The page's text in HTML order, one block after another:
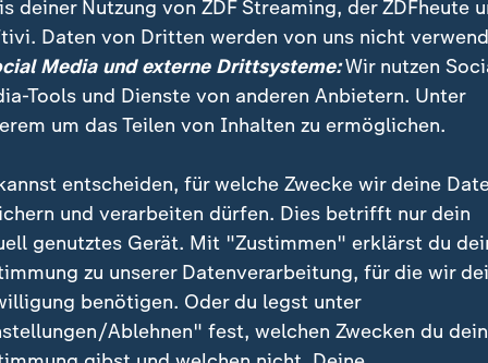
getroffen werden, sogenannte Resolutionen, sind
allen Fällen völkerrechtlich nicht bindend.
ist einer von mehreren essenziellen
gehören außerdem der UN-Sicherheitsrat, der
Nationen, der internationale Gerichtshof und
mit dem Generalsekretär. Diese Vereinigungen
UN-Systems, das zusätzlich weitere
Einrichtungen umfasst.
deiner Nutzung von ZDF Streaming, der ZDFheute
Daten von Dritten werden von uns nicht
Media und externe Drittsysteme:Wir nutzen
Tools und Dienste von anderen Anbietern. Unter
um das Teilen von Inhalten zu ermöglichen.
entscheiden, für welche Zwecke wir deine
und verarbeiten dürfen. Dies betrifft nur dein
genutztes Gerät. Mit "Zustimmen" erklärst du
zu unserer Datenverarbeitung, für die wir
benötigen. Oder du legst unter
Ablehnen" fest, welchen Zwecken du